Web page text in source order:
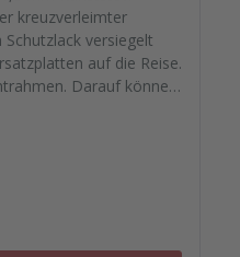
kreuzverleimter
versiegelt
auf die Reise.
Darauf können